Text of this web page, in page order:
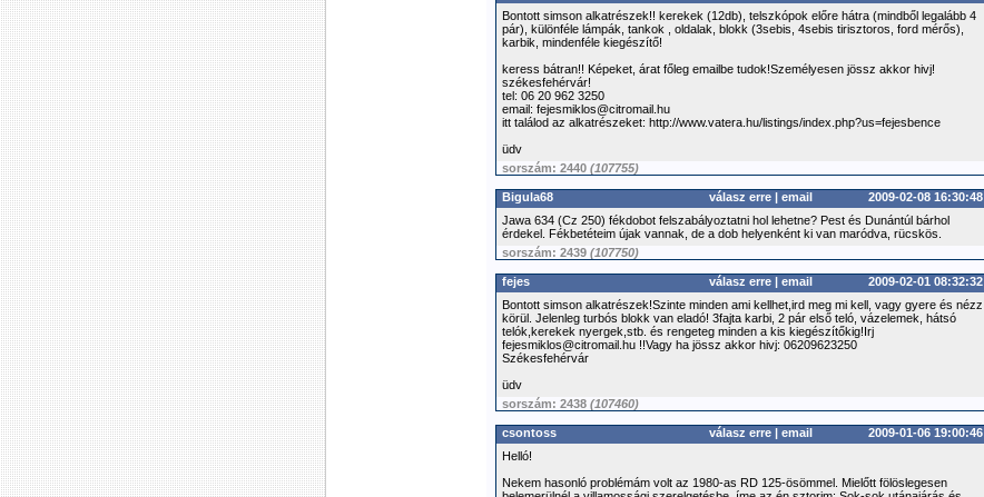
Bontott simson alkatrészek!! kerekek (12db), telszkópok előre hátra (mindből legalább 4
pár), különféle lámpák, tankok , oldalak, blokk (3sebis, 4sebis tirisztoros, ford mérős),
karbik, mindenféle kiegészítő!
keress bátran!! Képeket, árat főleg emailbe tudok!Személyesen jössz akkor hivj!
székesfehérvár!
tel: 06 20 962 3250
email: fejesmiklos@citromail.hu
itt találod az alkatrészeket: http://www.vatera.hu/listings/index.php?us=fejesbence
üdv
sorszám: 2440 (107755)
Bigula68 válasz erre | email
2009-02-08 16:30:48
Jawa 634 (Cz 250) fékdobot felszabályoztatni hol lehetne? Pest és Dunántúl bárhol
érdekel. Fékbetéteim újak vannak, de a dob helyenként ki van maródva, rücskös.
sorszám: 2439 (107750)
fejes válasz erre | email
2009-02-01 08:32:32
Bontott simson alkatrészek!Szinte minden ami kellhet,ird meg mi kell, vagy gyere és nézz
körül. Jelenleg turbós blokk van eladó! 3fajta karbi, 2 pár első teló, vázelemek, hátsó
telók,kerekek nyergek,stb. és rengeteg minden a kis kiegészítőkig!Irj
fejesmiklos@citromail.hu !!Vagy ha jössz akkor hivj: 06209623250
Székesfehérvár
üdv
sorszám: 2438 (107460)
csontoss válasz erre | email
2009-01-06 19:00:46
Helló!
Nekem hasonló problémám volt az 1980-as RD 125-ösömmel. Mielőtt fölöslegesen